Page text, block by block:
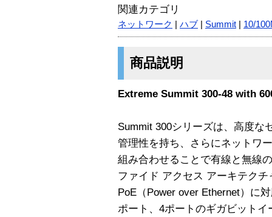
関連カテゴリ
ネットワーク ハブ Summit 10/
商品説明
Extreme Summit 300-48 with
Summit 300シリーズは、高度な
管理性を持ち、さらにネットワ
組み合わせることで有線と無線
ファイド アクセス アーキテク
PoE（Power over Ethernet）に
ポート、4ポートのギガビット